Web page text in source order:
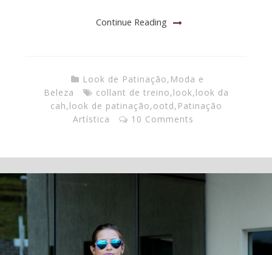
Continue Reading
Look de Patinação, Moda e
Beleza
collant de treino,look,look da
cah,look de patinação,ootd, Patinação
Artística
10 Comments